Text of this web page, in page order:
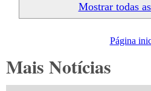
Mostrar todas
Página
Mais Notícias